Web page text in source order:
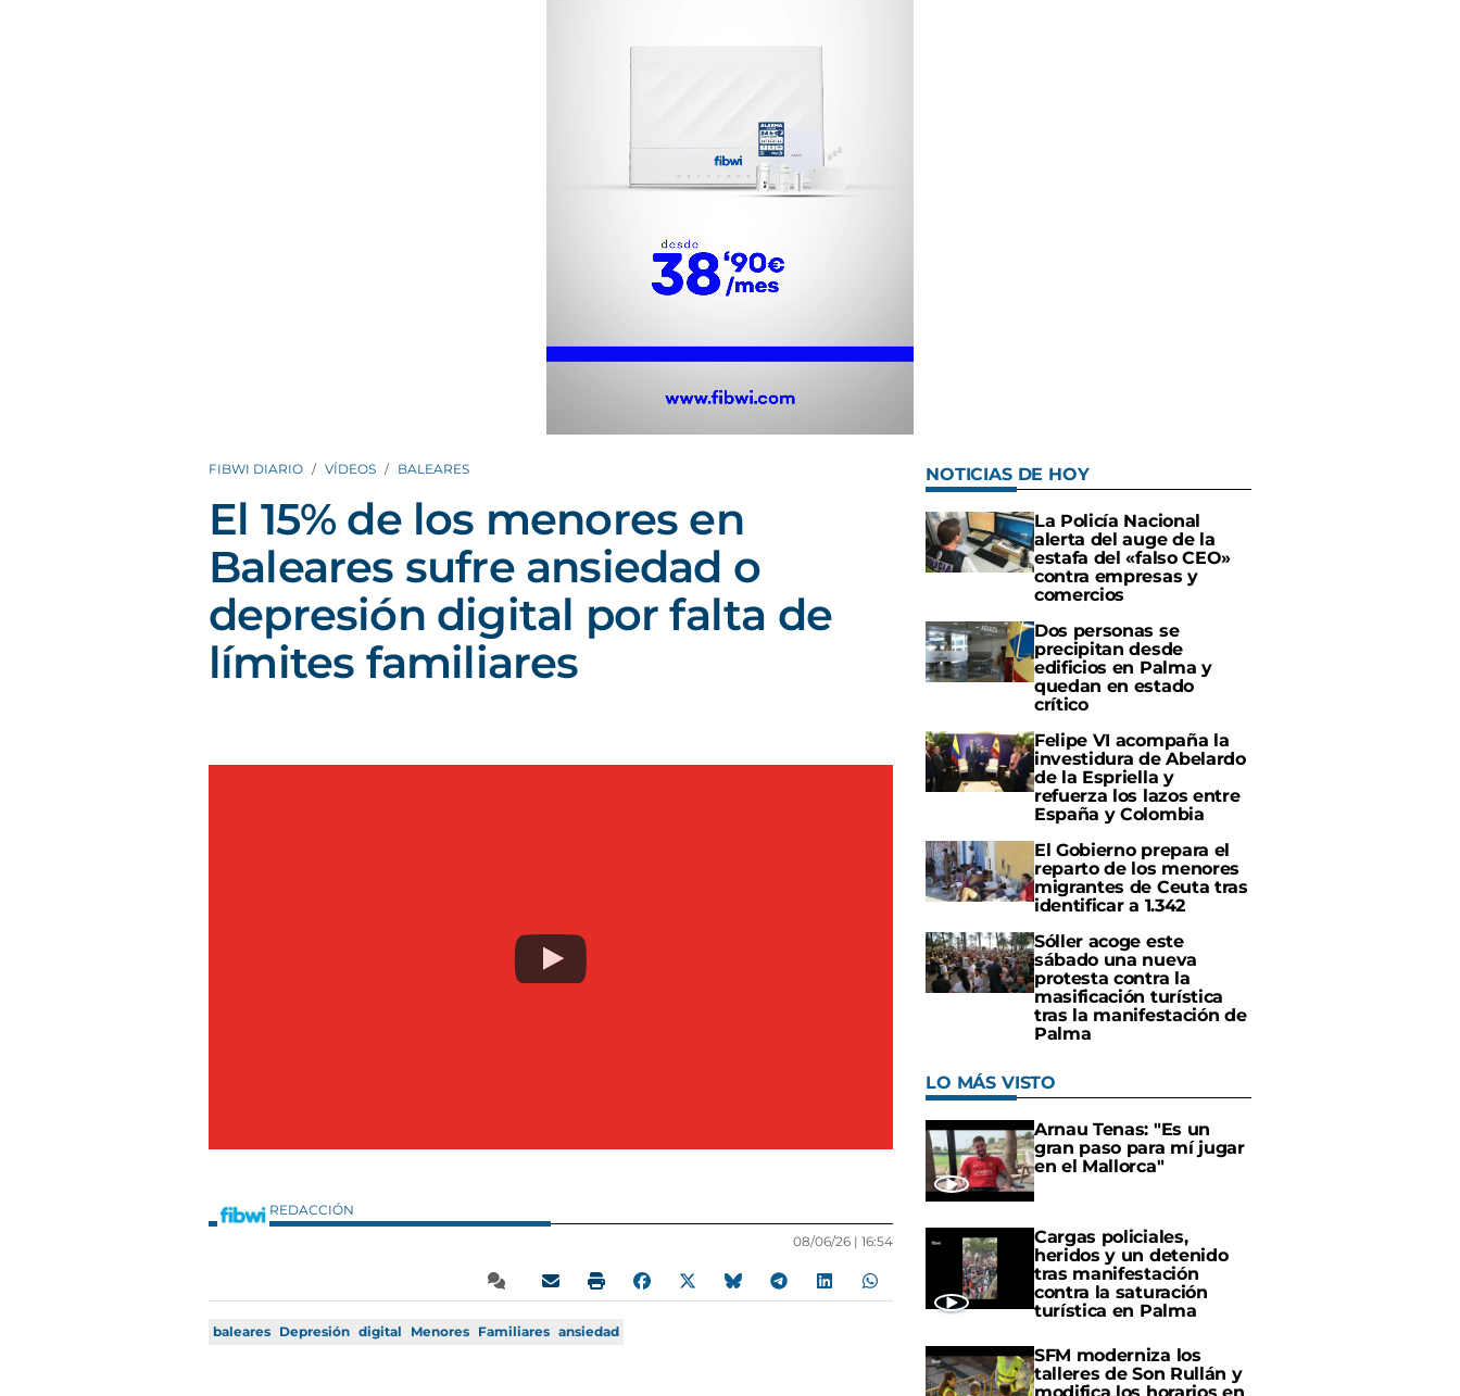
FIBWI DIARIO VÍDEOS BALEARES
El 15% de los menores en
Baleares sufre ansiedad o
depresión digital por falta de
límites familiares
REDACCIÓN
08/06/26 | 16:54
baleares Depresión digital Menores Familiares ansiedad
NOTICIAS DE HOY
La Policía Nacional
alerta del auge de la
estafa del «falso CEO»
contra empresas y
comercios
Dos personas se
precipitan desde
edificios en Palma y
quedan en estado
crítico
Felipe VI acompaña la
investidura de Abelardo
de la Espriella y
refuerza los lazos entre
España y Colombia
El Gobierno prepara el
reparto de los menores
migrantes de Ceuta tras
identificar a 1.342
Sóller acoge este
sábado una nueva
protesta contra la
masificación turística
tras la manifestación de
Palma
LO MÁS VISTO
Arnau Tenas: "Es un
gran paso para mí jugar
en el Mallorca"
Cargas policiales,
heridos y un detenido
tras manifestación
contra la saturación
turística en Palma
SFM moderniza los
talleres de Son Rullán y